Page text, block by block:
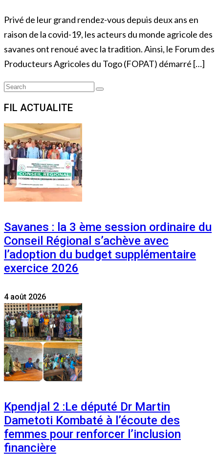
Privé de leur grand rendez-vous depuis deux ans en
raison de la covid-19, les acteurs du monde agricole des
savanes ont renoué avec la tradition. Ainsi, le Forum des
Producteurs Agricoles du Togo (FOPAT) démarré […]
Search
Search
FIL ACTUALITE
Savanes : la 3 ème session ordinaire du
Conseil Régional s’achève avec
l’adoption du budget supplémentaire
exercice 2026
4 août 2026
Kpendjal 2 :Le député Dr Martin
Dametoti Kombaté à l’écoute des
femmes pour renforcer l’inclusion
financière